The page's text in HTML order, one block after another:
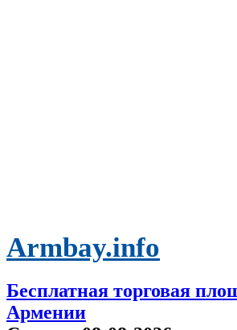
Armbay.info
Бесплатная торговая
Армении